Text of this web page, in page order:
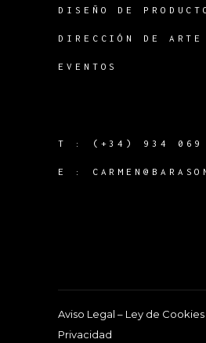
DISEÑO DE
DIRECCIÓN DE ARTE
EVENTOS
T : (+34) 934 069
E :
Aviso Legal – Ley de Cookies
Privacidad